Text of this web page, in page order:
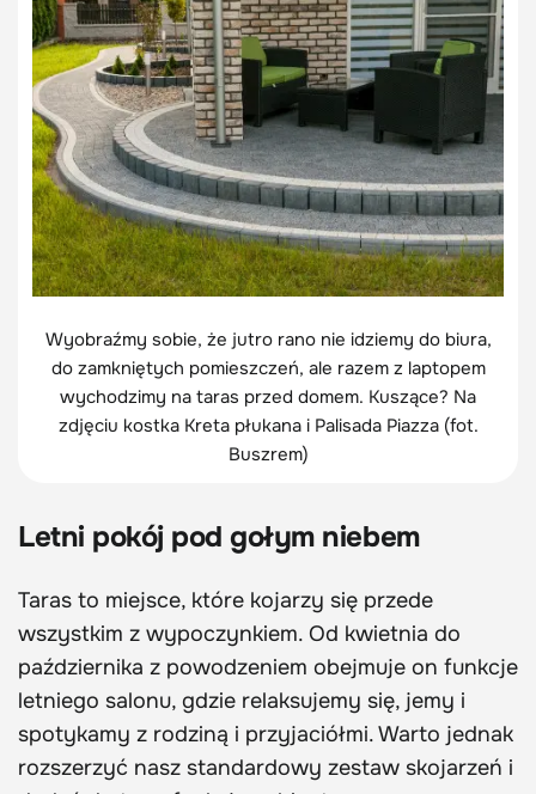
Wyobraźmy sobie, że jutro rano nie idziemy do biura,
do zamkniętych pomieszczeń, ale razem z laptopem
wychodzimy na taras przed domem. Kuszące? Na
zdjęciu kostka Kreta płukana i Palisada Piazza (fot.
Buszrem)
Letni pokój pod gołym niebem
Taras to miejsce, które kojarzy się przede
wszystkim z wypoczynkiem. Od kwietnia do
października z powodzeniem obejmuje on funkcje
letniego salonu, gdzie relaksujemy się, jemy i
spotykamy z rodziną i przyjaciółmi. Warto jednak
rozszerzyć nasz standardowy zestaw skojarzeń i